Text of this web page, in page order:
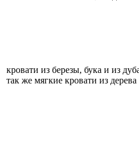
кровати из березы, бука и из
так же мягкие кровати из дерева